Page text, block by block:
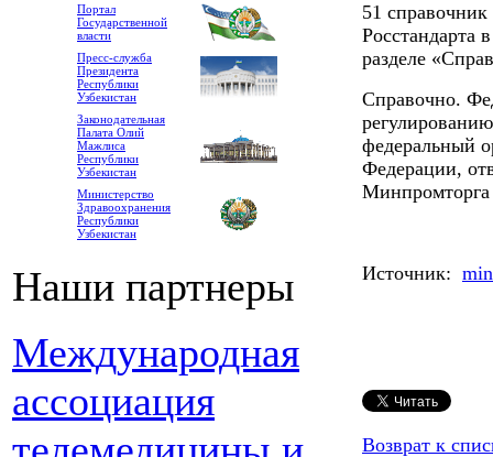
Портал
Государственной
власти
Пресс-служба
Президента
Республики
Узбекистан
Законодательная
Палата Олий
Мажлиса
Республики
Узбекистан
Министерство
Здравоохранения
Республики
Узбекистан
Наши партнеры
Международная
ассоциация
51
Росстандарта
разделе
Справочно.
федеральный
Федерации,
Минпромторга
Источник:
Возврат к